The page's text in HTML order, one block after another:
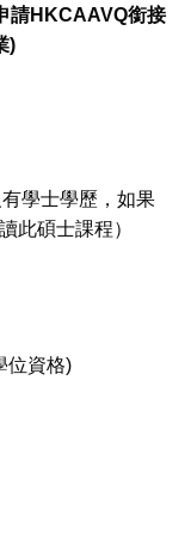
請HKCAAVQ銜接
)
學士學歷，如果
此碩士課程）
位資格)